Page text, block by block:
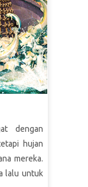
dengan
hujan
mereka.
lalu untuk